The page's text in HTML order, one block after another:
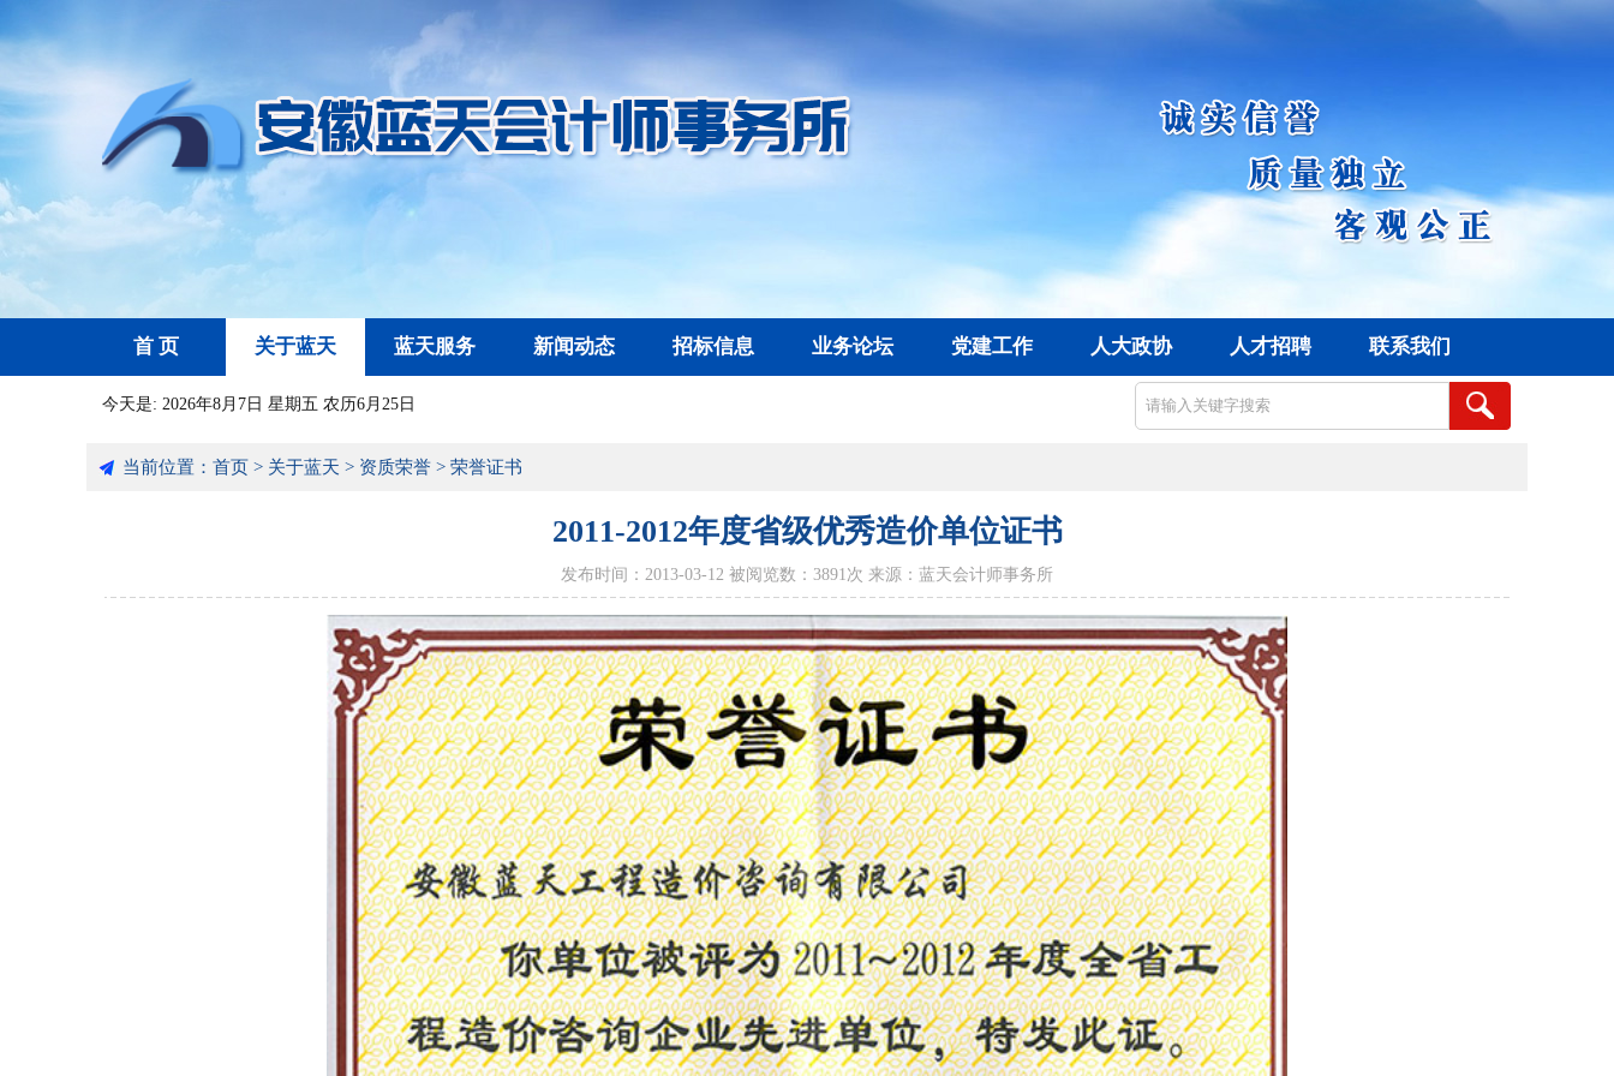
首 页 关于蓝天 蓝天服务 新闻动态 招标信息 业务论坛 党建工作 人大政协 人才招聘 联系我们
今天是: 2026年8月7日 星期五 农历6月25日
当前位置： 首页 > 关于蓝天 > 资质荣誉 > 荣誉证书
2011-2012年度省级优秀造价单位证书
发布时间：2013-03-12 被阅览数： 3891次 来源：蓝天会计师事务所